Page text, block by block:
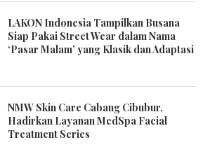
LAKON Indonesia Tampilkan Busana
Siap Pakai Street Wear dalam Nama
‘Pasar Malam’ yang Klasik dan Adaptasi
NMW Skin Care Cabang Cibubur,
Hadirkan Layanan MedSpa Facial
Treatment Series